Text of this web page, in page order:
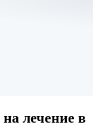
на лечение в